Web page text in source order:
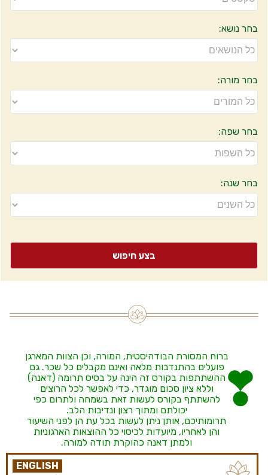
בחר נושא:
בחר מורה:
בחר שפה:
בחר שנה:
ברוח המסורת הבודהיסטית, המורה, וכן הצוות המארגן
פועלים בהתנדבות מלאה ואינם מקבלים כל שכר. גם
ההשתתפות בקורס זה הינה על בסיס תרומה (דאנה)
וללא ציון סכום מוגדר, כדי לאפשר לכל הרוצים
להשתתף בקורס לעשות זאת בשמחה ולתרום כפי
יכולתם ומתוך רצון ונדיבות הלב.
תרומותיכם, אותן ניתן לעשות בכל עת הן לפני השיעור
והן לאחריו, מיועדות לכיסוי כל ההוצאות הארגוניות
ולמתן דאנה כהוקרת תודה למורה.
ENGLISH